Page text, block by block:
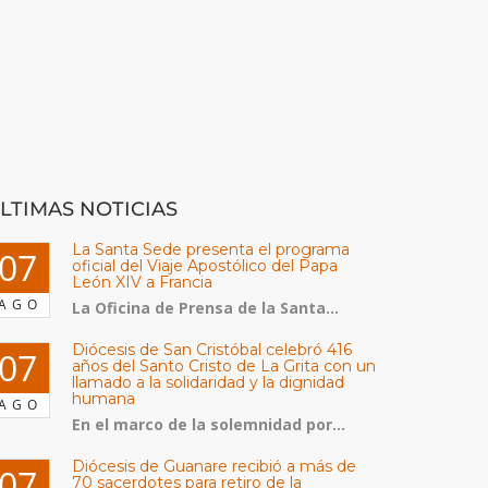
NOTICIAS
La Santa Sede presenta el programa
oficial del Viaje Apostólico del Papa
León XIV a Francia
La Oficina de Prensa de la Santa...
Diócesis de San Cristóbal celebró 416
años del Santo Cristo de La Grita con un
llamado a la solidaridad y la dignidad
humana
En el marco de la solemnidad por...
Diócesis de Guanare recibió a más de
70 sacerdotes para retiro de la